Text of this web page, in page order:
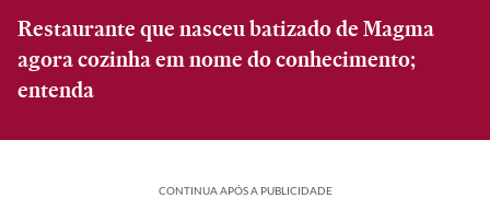
Restaurante que nasceu batizado de Magma
agora cozinha em nome do conhecimento;
entenda
CONTINUA APÓS A PUBLICIDADE